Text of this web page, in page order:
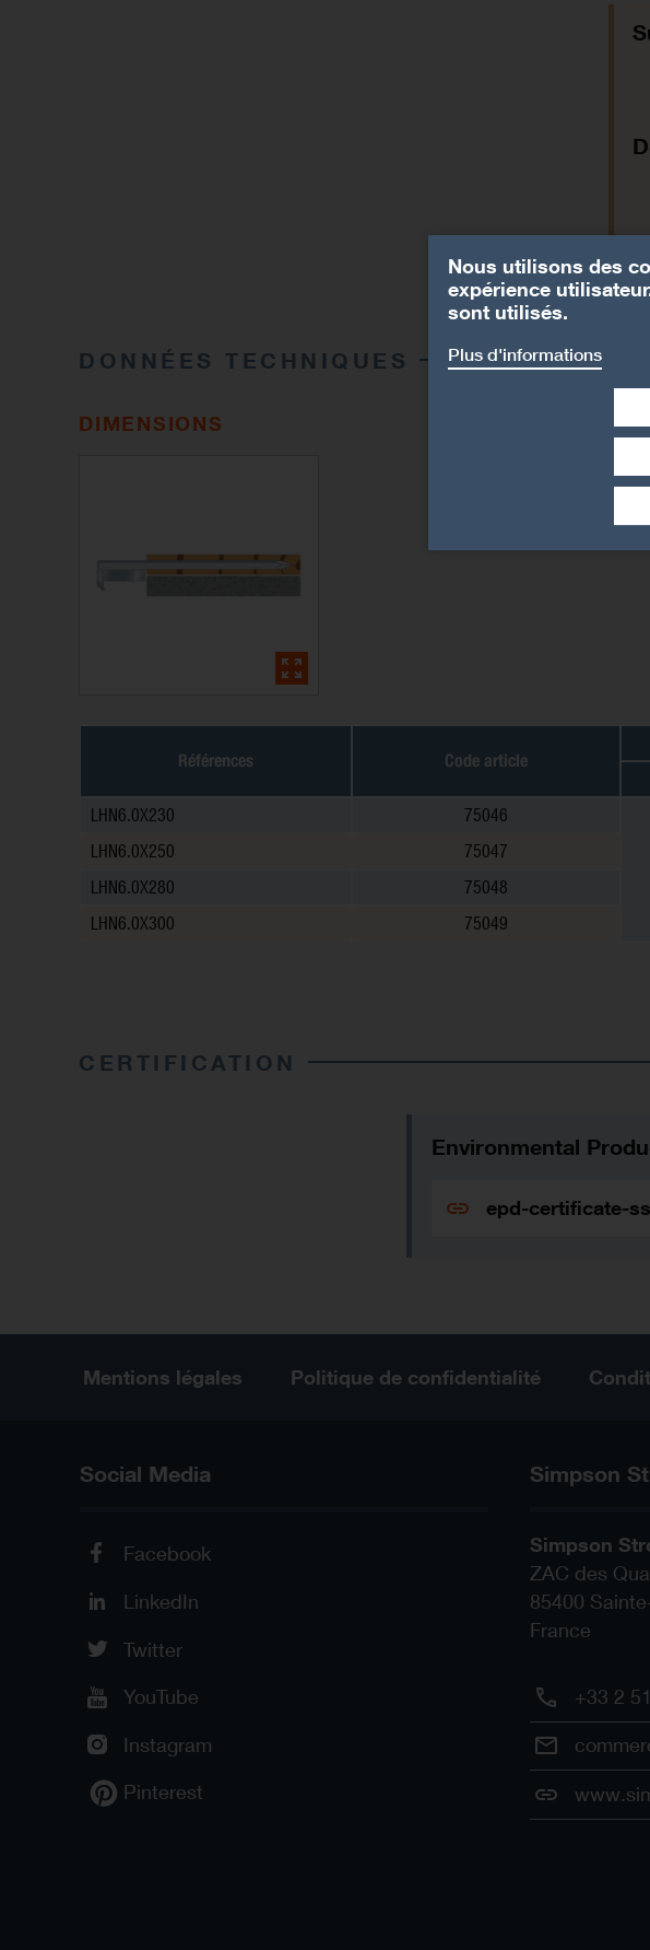
DONNÉES TECHNIQUES
DIMENSIONS
Références Code article
LHN6.0X230 75046
LHN6.0X250
75047
LHN6.0X280
75048
LHN6.0X300
75049
CERTIFICATION
Environmental
epd-certificate-
Mentions légales Politique de confidentialité
Simpson
Simpson
ZAC des
85400
France
+33 2
Social Media
Facebook
LinkedIn
Twitter
YouTube
Instagram
Pinterest
Nous utilisons des
expérience
sont utilisés.
Plus d'informations